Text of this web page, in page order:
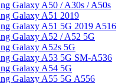
Galaxy A50 / A30s / A50s
Galaxy A51 2019
Galaxy A51 5G 2019 A516
Galaxy A52 / A52 5G
Galaxy A52s 5G
Galaxy A53 5G SM-A536
Galaxy A54 5G
Galaxy A55 5G A556